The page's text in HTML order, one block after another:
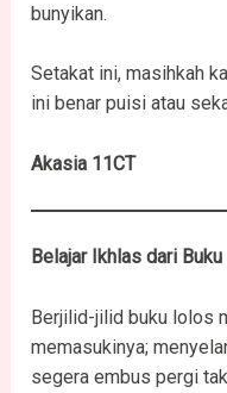
bunyikan.
Setakat ini, masihkah
ini benar puisi atau
Akasia 11CT
Belajar Ikhlas dari Buku
Berjilid-jilid buku lolos
memasukinya;
segera embus pergi